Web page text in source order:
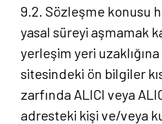
9.2. Sözleşme konusu
yasal süreyi aşmamak
yerleşim yeri
sitesindeki ön bilgiler
zarfında ALICI veya
adresteki kişi ve/veya